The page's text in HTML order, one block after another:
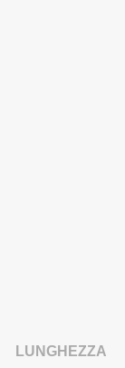
LUNGHEZZA